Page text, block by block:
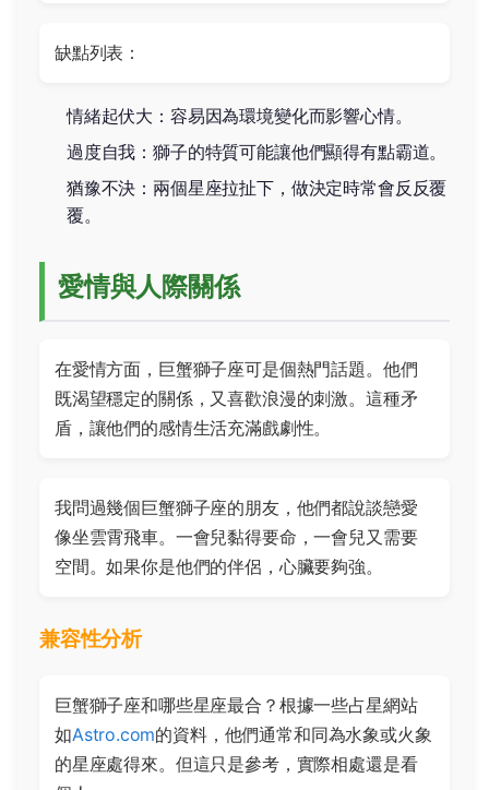
缺點列表：
情緒起伏大：容易因為環境變化而影響心情。
過度自我：獅子的特質可能讓他們顯得有點霸道。
猶豫不決：兩個星座拉扯下，做決定時常會反反覆
覆。
愛情與人際關係
在愛情方面，巨蟹獅子座可是個熱門話題。他們
既渴望穩定的關係，又喜歡浪漫的刺激。這種矛
盾，讓他們的感情生活充滿戲劇性。
我問過幾個巨蟹獅子座的朋友，他們都說談戀愛
像坐雲霄飛車。一會兒黏得要命，一會兒又需要
空間。如果你是他們的伴侶，心臟要夠強。
兼容性分析
巨蟹獅子座和哪些星座最合？根據一些占星網站
如Astro.com的資料，他們通常和同為水象或火象
的星座處得來。但這只是參考，實際相處還是看